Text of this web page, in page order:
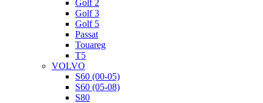
Golf 2
Golf 3
Golf 5
Passat
Touareg
T5
VOLVO
S60 (00-05)
S60 (05-08)
S80